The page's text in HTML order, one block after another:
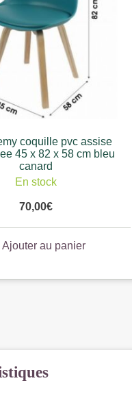
coquille pvc assise
45 x 82 x 58 cm bleu
canard
En stock
70,00€
Ajouter au panier